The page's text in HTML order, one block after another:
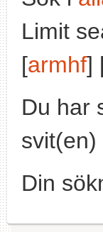
Limit
[armhf]
Du har
svit(en)
Din